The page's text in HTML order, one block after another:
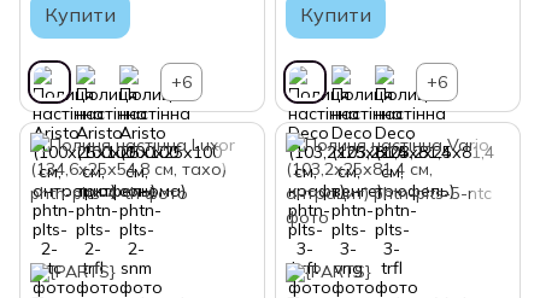
Купити
+6
Купити
+6